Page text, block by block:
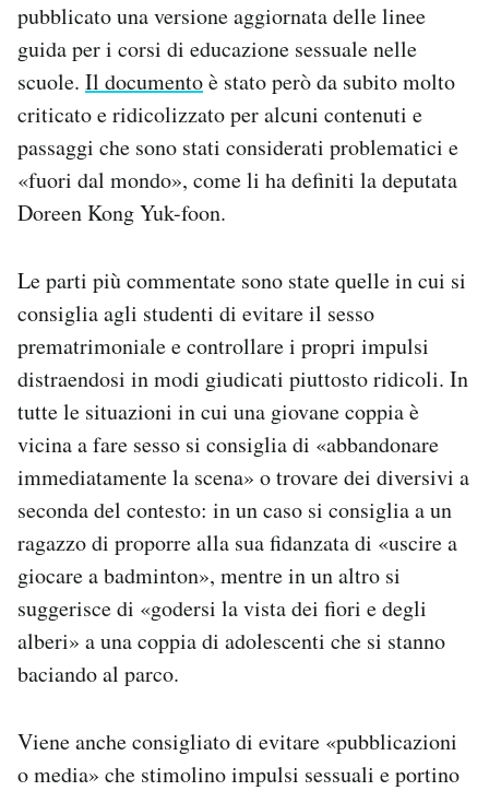
Area Personale
Newsletter
Notifiche mobile
Esci
pubblicato una versione aggiornata delle linee
guida per i corsi di educazione sessuale nelle
scuole. Il documentoè stato però da subito molto
criticato e ridicolizzato per alcuni contenuti e
passaggi che sono stati considerati problematici e
«fuori dal mondo», come li ha definiti la deputata
Doreen Kong Yuk-foon.
Le parti più commentate sono state quelle in cui si
consiglia agli studenti di evitare il sesso
prematrimoniale e controllare i propri impulsi
distraendosi in modi giudicati piuttosto ridicoli. In
tutte le situazioni in cui una giovane coppia è
vicina a fare sesso si consiglia di «abbandonare
immediatamente la scena» o trovare dei diversivi a
seconda del contesto: in un caso si consiglia a un
ragazzo di proporre alla sua fidanzata di «uscire a
giocare a badminton», mentre in un altro si
suggerisce di «godersi la vista dei fiori e degli
alberi» a una coppia di adolescenti che si stanno
baciando al parco.
Viene anche consigliato di evitare «pubblicazioni
o media» che stimolino impulsi sessuali e portino